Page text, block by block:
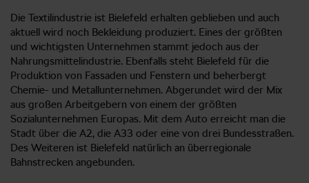
Die Textilindustrie ist Bielefeld erhalten geblieben und auch
aktuell wird noch Bekleidung produziert. Eines der größten
und wichtigsten Unternehmen stammt jedoch aus der
Nahrungsmittelindustrie. Ebenfalls steht Bielefeld für die
Produktion von Fassaden und Fenstern und beherbergt
Chemie- und Metallunternehmen. Abgerundet wird der Mix
aus großen Arbeitgebern von einem der größten
Sozialunternehmen Europas. Mit dem Auto erreicht man die
Stadt über die A2, die A33 oder eine von drei Bundesstraßen.
Des Weiteren ist Bielefeld natürlich an überregionale
Bahnstrecken angebunden.